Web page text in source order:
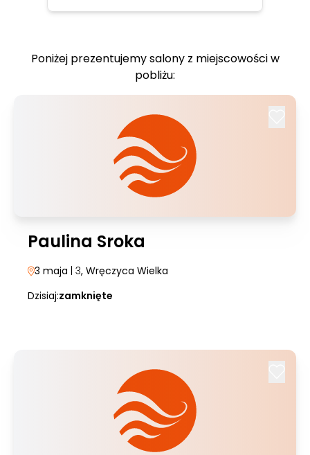
Poniżej prezentujemy salony z miejscowości w
pobliżu:
Paulina Sroka
3 maja | 3, Wręczyca Wielka
Dzisiaj:zamknięte